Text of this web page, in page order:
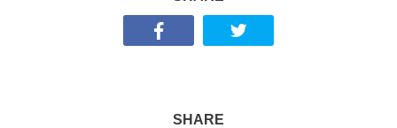
SHARE